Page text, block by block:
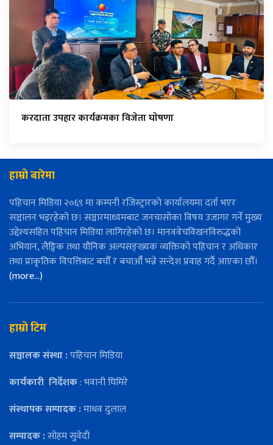
करदाता उपहार कार्यक्रमका विजेता घाेषणा
हाम्रो बारेमा
पहिचान मिडिया २०६९ मा कम्पनी रजिस्ट्रारको कार्यालयमा दर्ता भएर
सञ्चालन भइरहेको छ। सञ्चारमाध्यमबाट जनचासोका विषय उजागर गर्ने मुख्य
उद्देश्यसहित पहिचान मिडिया लागिरहेको छ। मानववेचविखनविरुद्धको
अभियान, लैङ्गिक तथा यौनिक अल्पसङ्ख्यक व्यक्तिको पहिचान र अधिकार
तथा प्राकृतिक विपत्तिबाट बचौँ र बचाऔँ भन्ने सन्देश प्रवाह गर्दै आएका छौँ।
(more…)
हाम्रो टिम
सञ्चालक संस्था :पहिचान मिडिया
कार्यकारी निर्देशक: भवानी घिमिरे
संस्थापक सम्पादक :माधव दुलाल
सम्पादक :सोहम सुवेदी